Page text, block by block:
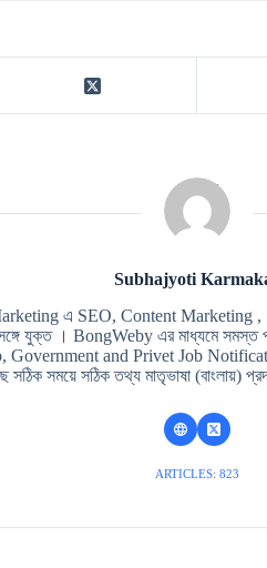
Subhajyoti
এ SEO, Content
যুক্ত । BongWeby এর মাধ্যমে সমস্ত
Government and Privet Job
সঠিক সময়ে সঠিক তথ্য মাতৃভাষা (বাংলায়)
ARTICLES: 823